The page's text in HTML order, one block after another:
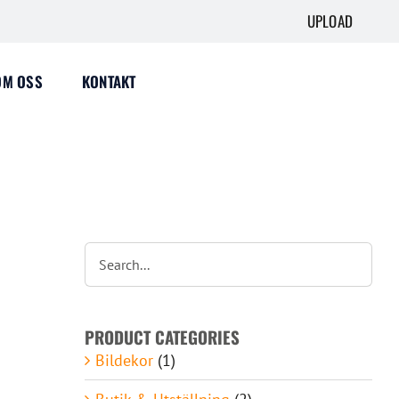
UPLOAD
OSS KONTAKT
PRODUCT CATEGORIES
Bildekor (1)